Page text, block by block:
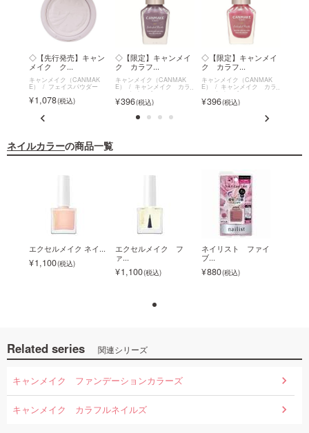
◇【先行発売】キャン
メイク ク...
キャンメイク（CANMAK
E） フェイスパウダー
1,078
◇【限定】キャンメイ
ク カラフ...
キャンメイク（CANMAK
E） キャンメイク カラ
フルネイルズ
396
◇【限定】キャンメイ
ク カラフ...
キャンメイク（CANMAK
E） キャンメイク カラ
フルネイルズ
396
ネイルカラーの商品一覧
エクセルメイク ネイ...
1,100
エクセルメイク フ
ァ...
1,100
ネイリスト ファイ
ブ...
880
Related series 関連シリーズ
キャンメイク ファンデーションカラーズ
キャンメイク カラフルネイルズ